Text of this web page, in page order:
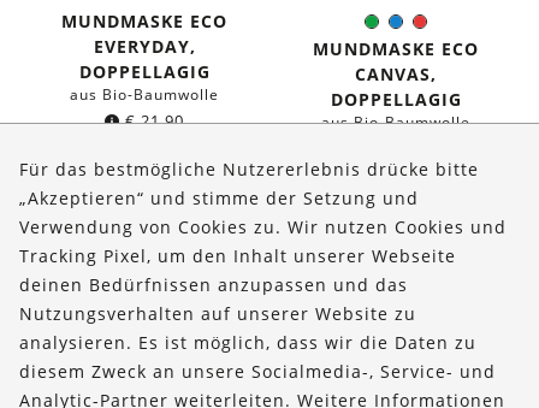
MUNDMASKE ECO
EVERYDAY,
DOPPELLAGIG
aus Bio-Baumwolle
€21,90
GrünBlauRot
Farbe:
MUNDMASKE ECO
CANVAS,
DOPPELLAGIG
aus Bio-Baumwolle
Über uns
Bestellungen
Kontakt & Hilfe
FOLLOW US
Für das bestmögliche Nutzererlebnis drücke bitte
„Akzeptieren“ und stimme der Setzung und
Verwendung von Cookies zu. Wir nutzen Cookies und
Tracking Pixel, um den Inhalt unserer Webseite
deinen Bedürfnissen anzupassen und das
Nutzungsverhalten auf unserer Website zu
analysieren. Es ist möglich, dass wir die Daten zu
diesem Zweck an unsere Socialmedia-, Service- und
Analytic-Partner weiterleiten. Weitere Informationen